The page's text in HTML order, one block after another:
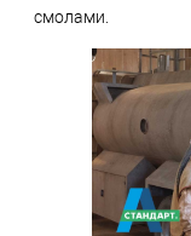
смолами.